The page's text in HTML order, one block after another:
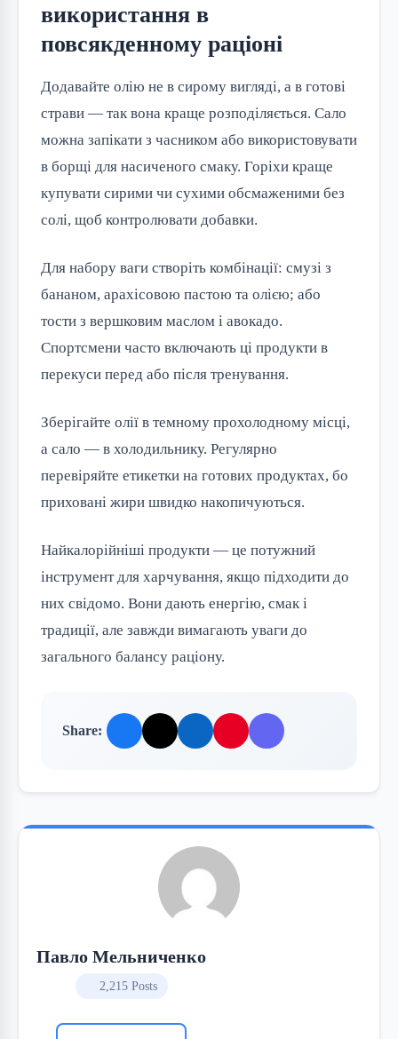
використання в
повсякденному раціоні
Додавайте олію не в сирому вигляді, а в готові
страви — так вона краще розподіляється. Сало
можна запікати з часником або використовувати
в борщі для насиченого смаку. Горіхи краще
купувати сирими чи сухими обсмаженими без
солі, щоб контролювати добавки.
Для набору ваги створіть комбінації: смузі з
бананом, арахісовою пастою та олією; або
тости з вершковим маслом і авокадо.
Спортсмени часто включають ці продукти в
перекуси перед або після тренування.
Зберігайте олії в темному прохолодному місці,
а сало — в холодильнику. Регулярно
перевіряйте етикетки на готових продуктах, бо
приховані жири швидко накопичуються.
Найкалорійніші продукти — це потужний
інструмент для харчування, якщо підходити до
них свідомо. Вони дають енергію, смак і
традиції, але завжди вимагають уваги до
загального балансу раціону.
Share:
Павло Мельниченко
2,215 Posts